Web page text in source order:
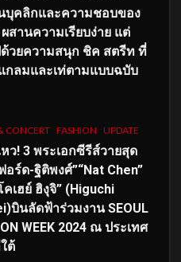
บุคลิกและความชอบของ
ผสานความเรียบง่าย แต่
ด้วยความสนุก ชิค สตรีท ที่
กลมและเท่ตามแบบฉบับ
CONCERT FASHION UPDATE
ว! 3 พระเอกซีรีส์วายสุด
อร์ด-ฐิติพงศ์”“Nat Chen”
คเฮย์ ฮิงุจิ” (Higuchi
บินลัดฟ้าร่วมงาน SEOUL
WEEK 2024 ณ ประเทศ
ต้